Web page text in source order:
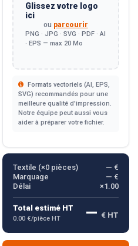
Glissez votre logo
ici
ou parcourir
PNG · JPG · SVG · PDF · AI
· EPS — max 20 Mo
Formats vectoriels (AI, EPS,
SVG) recommandés pour une
meilleure qualité d'impression.
Notre équipe peut aussi vous
aider à préparer votre fichier.
Textile (×0pièces)
— €
Marquage
— €
Délai
×1.00
Total estimé HT
0.00 €/pièce HT — € HT